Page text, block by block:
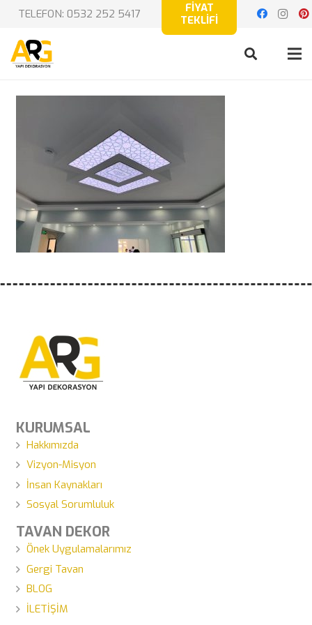
TELEFON: 0532 252 5417
FİYAT
TEKLİFİ
KURUMSAL
Hakkımızda
Vizyon-Misyon
İnsan Kaynakları
Sosyal Sorumluluk
TAVAN DEKOR
Önek Uygulamalarımız
Gergi Tavan
BLOG
İLETİŞİM